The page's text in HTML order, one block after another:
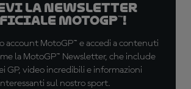
la newsletter
MotoGP™!
account MotoGP™ e accedi a contenuti
la MotoGP™ Newsletter, che include
GP, video incredibili e informazioni
sul nostro sport.